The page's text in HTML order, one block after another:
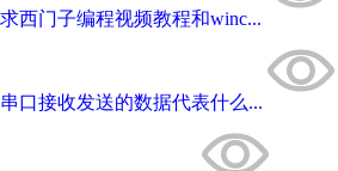
求西门子编程视频教程和winc...
串口接收发送的数据代表什么...